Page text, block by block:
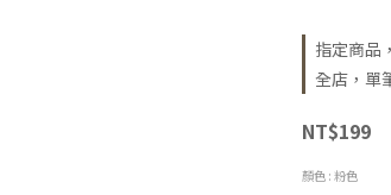
指定商品
全店，單
NT$199
顏色 : 粉色